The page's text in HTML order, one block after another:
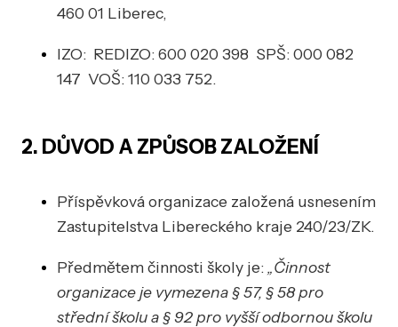
460 01 Liberec,
IZO: REDIZO: 600 020 398 SPŠ: 000 082
147 VOŠ: 110 033 752.
2. DŮVOD A ZPŮSOB ZALOŽENÍ
Příspěvková organizace založená usnesením
Zastupitelstva Libereckého kraje 240/23/ZK.
Předmětem činnosti školy je: „Činnost
organizace je vymezena § 57, § 58 pro
střední školu a § 92 pro vyšší odbornou školu